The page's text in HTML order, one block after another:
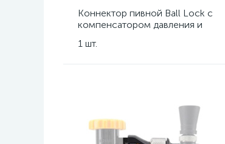
Коннектор пивной Ball Lock с
компенсатором давления и
мм
1 шт.